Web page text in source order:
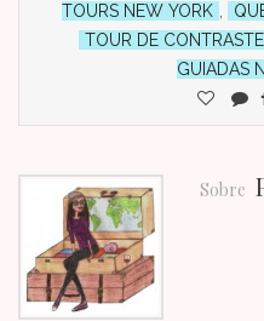
TOURS NEW YORK ,
TOUR DE
GUIADAS
Sobre